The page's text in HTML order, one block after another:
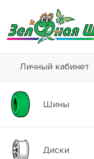
Личный кабинет
Шины
Диски